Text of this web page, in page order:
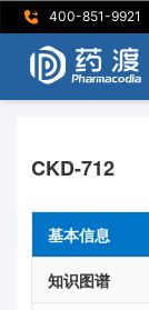
400-851-9921
CKD-712
基本信息
知识图谱